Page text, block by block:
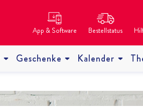
App & Software Bestellstatus
Geschenke Kalender